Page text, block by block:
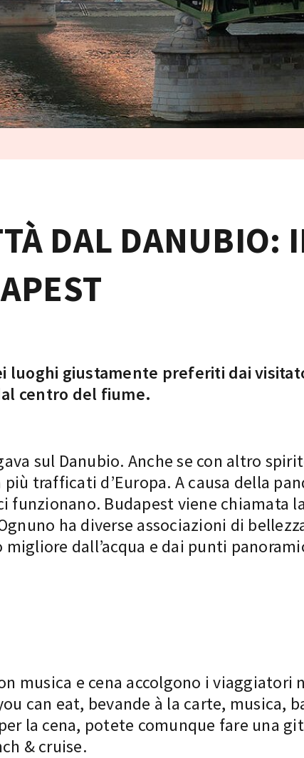
DAL DANUBIO:
luoghi giustamente preferiti dai
centro del fiume.
sul Danubio. Anche se con altro
trafficati d’Europa. A causa della
Budapest viene chiamata
ha diverse associazioni di
dall’acqua e dai punti
musica e cena accolgono i viaggiatori
can eat, bevande à la carte, musica,
la cena, potete comunque fare una
& cruise.